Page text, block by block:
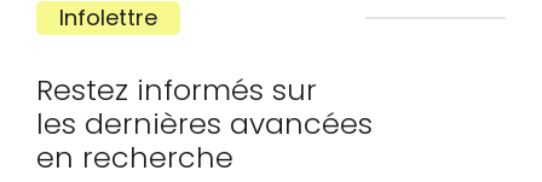
Infolettre
Restez informés sur
les dernières avancées
en recherche